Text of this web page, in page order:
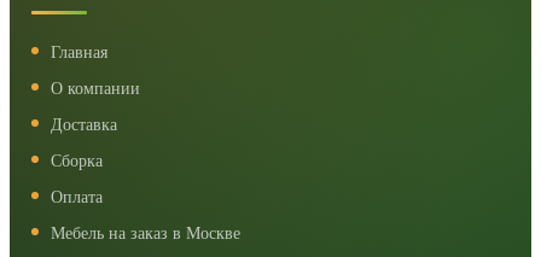
Главная
О компании
Доставка
Сборка
Оплата
Мебель на заказ в Москве